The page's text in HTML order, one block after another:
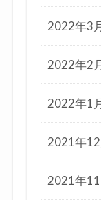
2022年3
2022年2
2022年1
2021年12
2021年11